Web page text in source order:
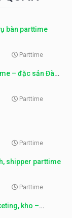
bàn parttime
Parttime
– đặc sản Đà
Parttime
Parttime
shipper parttime
Parttime
kho –